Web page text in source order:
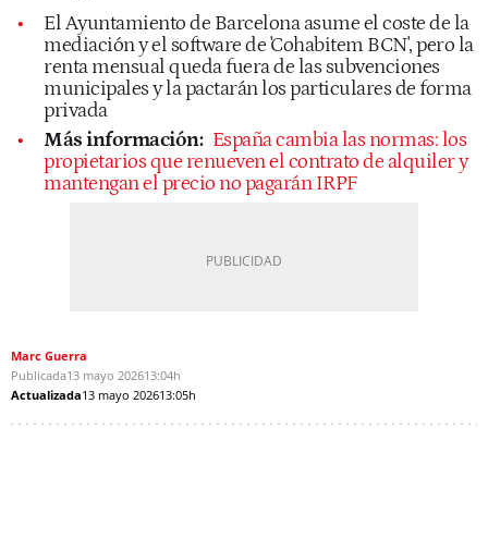
El Ayuntamiento de Barcelona asume el coste de la
mediación y el software de 'Cohabitem BCN', pero la
renta mensual queda fuera de las subvenciones
municipales y la pactarán los particulares de forma
privada
Más información: España cambia las normas: los
propietarios que renueven el contrato de alquiler y
mantengan el precio no pagarán IRPF
Marc Guerra
Publicada13 mayo 202613:04h
Actualizada13 mayo 202613:05h